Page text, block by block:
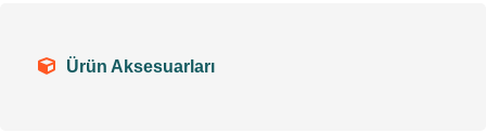
Ürün Aksesuarları